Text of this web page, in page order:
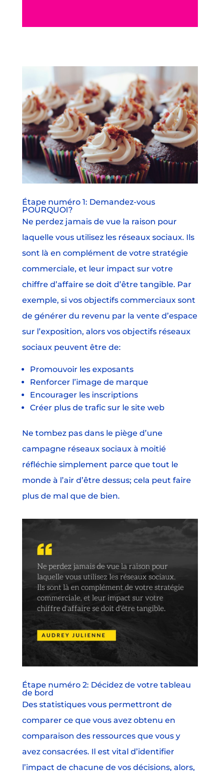
Étape numéro 1: Demandez-vous
POURQUOI?
Ne perdez jamais de vue la raison pour
laquelle vous utilisez les réseaux sociaux. Ils
sont là en complément de votre stratégie
commerciale, et leur impact sur votre
chiffre d’affaire se doit d’être tangible. Par
exemple, si vos objectifs commerciaux sont
de générer du revenu par la vente d’espace
sur l’exposition, alors vos objectifs réseaux
sociaux peuvent être de:
Promouvoir les exposants
Renforcer l’image de marque
Encourager les inscriptions
Créer plus de trafic sur le site web
Ne tombez pas dans le piège d’une
campagne réseaux sociaux à moitié
réfléchie simplement parce que tout le
monde à l’air d’être dessus; cela peut faire
plus de mal que de bien.
Étape numéro 2: Décidez de votre tableau
de bord
Des statistiques vous permettront de
comparer ce que vous avez obtenu en
comparaison des ressources que vous y
avez consacrées. Il est vital d’identifier
l’impact de chacune de vos décisions, alors,